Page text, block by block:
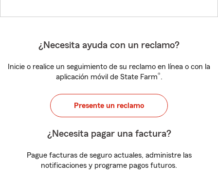
¿Necesita ayuda con un reclamo?
Inicie o realice un seguimiento de su reclamo en línea o con la
aplicación móvil de State Farm®.
Presente un reclamo
¿Necesita pagar una factura?
Pague facturas de seguro actuales, administre las
notificaciones y programe pagos futuros.